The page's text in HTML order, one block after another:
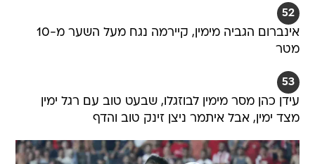
52
אינברום הגביה מימין, קיירמה נגח מעל השער מ-10
מטר
53
עידן כהן מסר מימין לבוזגלו, שבעט טוב עם רגל ימין
מצד ימין, אבל איתמר ניצן זינק טוב והדף